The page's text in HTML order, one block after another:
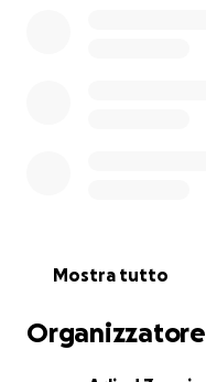
Mostra tutto
Organizzatore